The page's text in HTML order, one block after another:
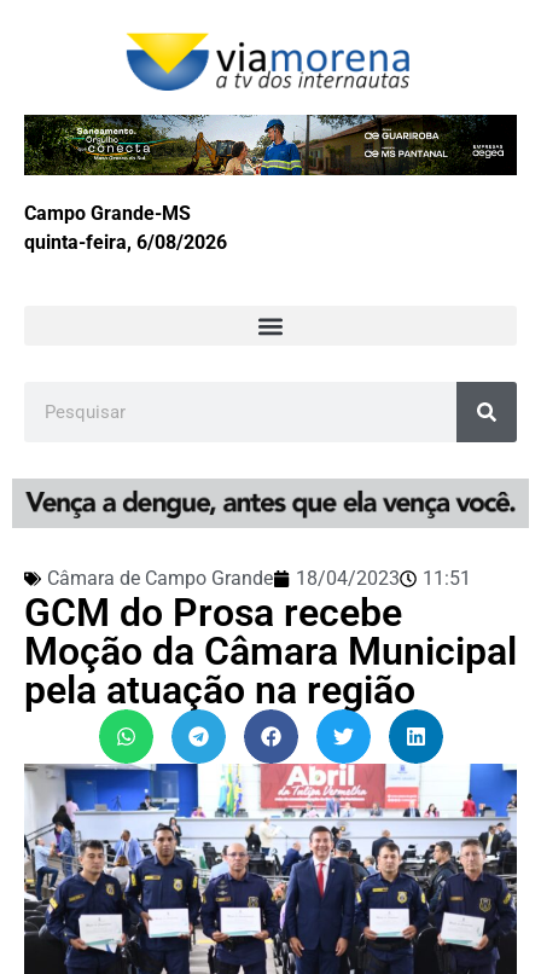
Campo Grande-MS
quinta-feira, 6/08/2026
Câmara de Campo Grande 18/04/2023 11:51
GCM do Prosa recebe
Moção da Câmara Municipal
pela atuação na região